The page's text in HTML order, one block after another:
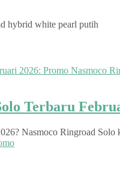
hybrid white pearl putih
Terbaru
Nasmoco Ringroad